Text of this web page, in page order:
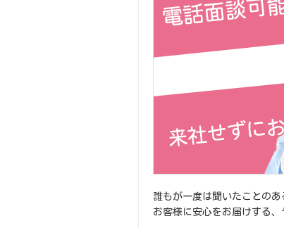
誰もが一度は聞いたことの
お客様に安心をお届けする